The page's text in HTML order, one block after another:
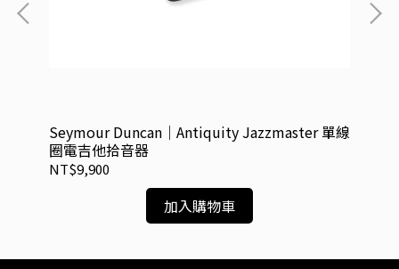
Seymour Duncan｜Antiquity Jazzmaster 單線
圈電吉他拾音器
NT$9,900
加入購物車